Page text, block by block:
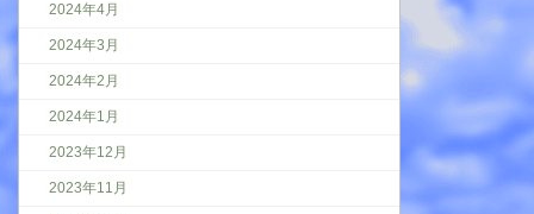
2024年4月
2024年3月
2024年2月
2024年1月
2023年12月
2023年11月